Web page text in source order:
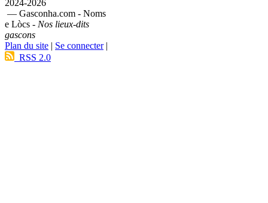
2024-2026
— Gasconha.com - Noms
e Lòcs - Nos lieux-dits
gascons
Plan du site | Se connecter|
RSS 2.0